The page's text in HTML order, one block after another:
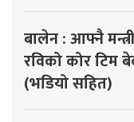
बालेन : आफ्नै
रविको कोर टिम
(भडियो सहित)